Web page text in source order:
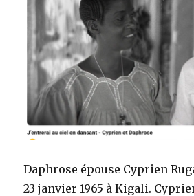
Daphrose épouse Cyprien
23 janvier 1965 à Kigali.